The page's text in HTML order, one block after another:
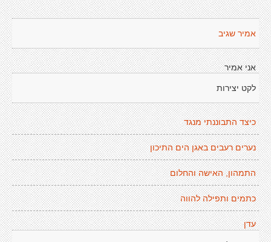
אמיר שגיב
אני אמיר
לקט יצירות
כיצד התבוננתי מנגד
נערים רעבים באגן הים התיכון
התמהון, האישה והחלום
כתמים ותפילה להווה
עדן